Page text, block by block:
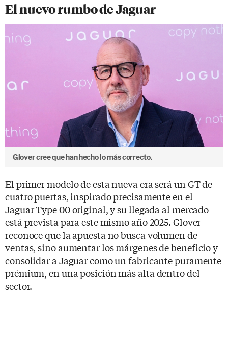
El nuevo rumbo de Jaguar
Glover cree que han hecho lo más correcto.
El primer modelo de esta nueva era será un GT de
cuatro puertas, inspirado precisamente en el
Jaguar Type 00 original, y su llegada al mercado
está prevista para este mismo año 2025. Glover
reconoce que la apuesta no busca volumen de
ventas, sino aumentar los márgenes de beneficio y
consolidar a Jaguar como un fabricante puramente
prémium, en una posición más alta dentro del
sector.